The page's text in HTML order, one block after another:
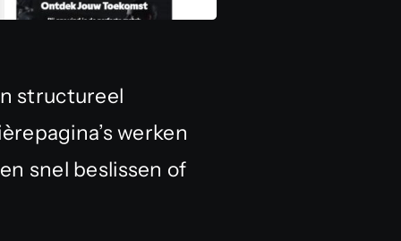
structureel
werken
snel beslissen of